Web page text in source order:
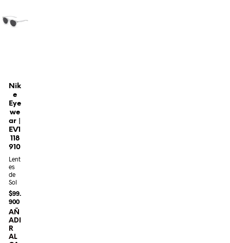
Nik
e
Eye
we
ar |
EV1
118
910
Lent
es
de
Sol
$99.
900
AÑ
ADI
R
AL